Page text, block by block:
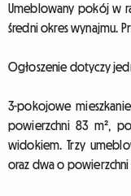
Umeblowany pokój w
średni okres wynajmu.
Ogłoszenie dotyczy
3-pokojowe
powierzchni 83 m²,
widokiem. Trzy
oraz dwa o powierzchni